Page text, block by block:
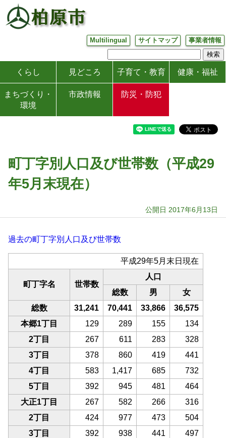
Multilingual サイトマップ 事業者情報
くらし 見どころ 子育て・教育 健康・福祉
まちづくり・
環境
市政情報 防災・防犯
町丁字別人口及び世帯数（平成29
年5月末現在）
公開日 2017年6月13日
過去の町丁字別人口及び世帯数
平成29年5月末日現在
町丁字名 世帯数
人口
総数
男
女
総数
31,241 70,441 33,866
36,575
本郷1丁目
129 289 155
134
2丁目
267 611 283
328
3丁目
378 860 419
441
4丁目
583 1,417 685
732
5丁目
392 945 481
464
大正1丁目
267 582 266
316
2丁目
424 977 473
504
3丁目
392 938 441
497